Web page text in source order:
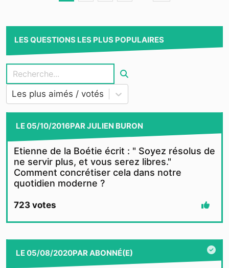
LES QUESTIONS LES PLUS POPULAIRES
Les plus aimés / votés
LE05/10/2016PARJULIEN BURON
Etienne de la Boétie écrit : " Soyez résolus de
ne servir plus, et vous serez libres."
Comment concrétiser cela dans notre
quotidien moderne ?
723 votes
LE05/08/2020PARABONNÉ(E)